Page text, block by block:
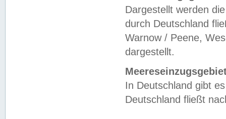
Dargestellt werden
durch Deutschland
Warnow / Peene,
dargestellt.
In Deutschland gibt
Deutschland fließt